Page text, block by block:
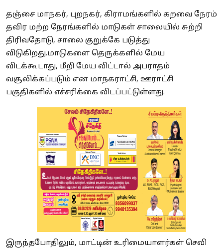
தஞ்சை மாநகர், புறநகர், கிராமங்களில் கறவை நேரம்
தவிர மற்ற நேரங்களில் மாடுகள் சாலையில் சுற்றி
திரிவதோடு, சாலை குறுக்கே படுத்து
விடுகிறது.மாடுகளை தெருக்களில் மேய
விடக்கூடாது, மீறி மேய விட்டால் அபராதம்
வசூலிக்கப்படும் என மாநகராட்சி, ஊராட்சி
பகுதிகளில் எச்சரிக்கை விடப்பட்டுள்ளது.
இருந்தபோதிலும், மாட்டின் உரிமையாளர்கள் செவி